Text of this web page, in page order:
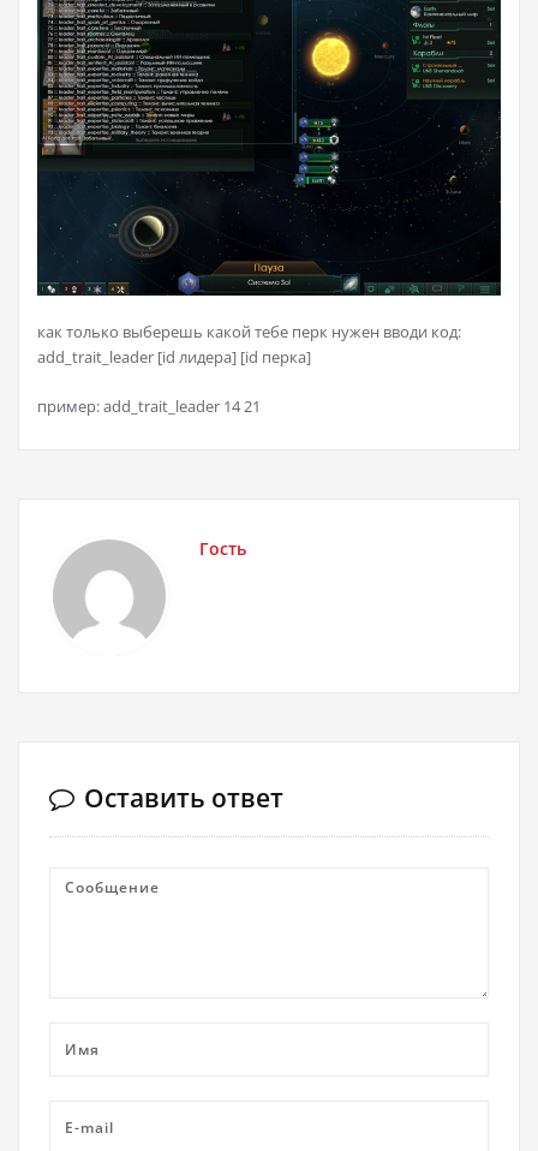
как только выберешь какой тебе перк нужен вводи код:
add_trait_leader [id лидера] [id перка]
пример: add_trait_leader 14 21
Гость
Оставить ответ